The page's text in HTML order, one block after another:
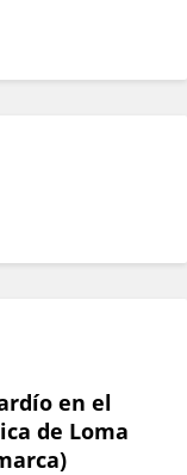
en el
de Loma